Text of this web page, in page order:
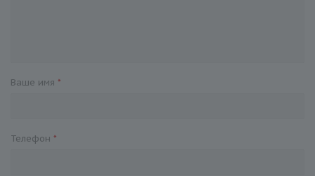
Ваше имя *
Телефон *